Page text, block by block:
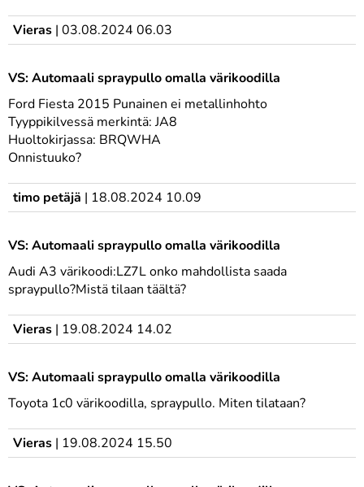
Vieras | 03.08.2024 06.03
VS: Automaali spraypullo omalla värikoodilla
Ford Fiesta 2015 Punainen ei metallinhohto
Tyyppikilvessä merkintä: JA8
Huoltokirjassa: BRQWHA
Onnistuuko?
timo petäjä | 18.08.2024 10.09
VS: Automaali spraypullo omalla värikoodilla
Audi A3 värikoodi:LZ7L onko mahdollista saada
spraypullo?Mistä tilaan täältä?
Vieras | 19.08.2024 14.02
VS: Automaali spraypullo omalla värikoodilla
Toyota 1c0 värikoodilla, spraypullo. Miten tilataan?
Vieras | 19.08.2024 15.50